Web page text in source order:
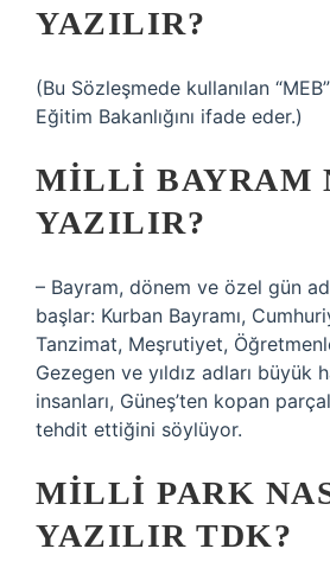
YAZILIR?
(Bu Sözleşmede kullanılan
Eğitim Bakanlığını ifade eder.)
MILLI BAYRAM
YAZILIR?
– Bayram, dönem ve özel gün
başlar: Kurban Bayramı,
Tanzimat, Meşrutiyet,
Gezegen ve yıldız adları büyük
insanları, Güneş’ten kopan
tehdit ettiğini söylüyor.
MILLI PARK
YAZILIR TDK?